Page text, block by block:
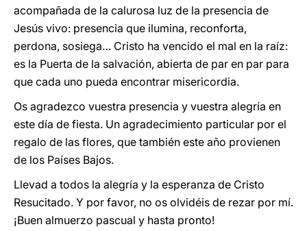
acompañada de la calurosa luz de la presencia de
Jesús vivo: presencia que ilumina, reconforta,
perdona, sosiega… Cristo ha vencido el mal en la raíz:
es la Puerta de la salvación, abierta de par en par para
que cada uno pueda encontrar misericordia.
Os agradezco vuestra presencia y vuestra alegría en
este día de fiesta. Un agradecimiento particular por el
regalo de las flores, que también este año provienen
de los Países Bajos.
Llevad a todos la alegría y la esperanza de Cristo
Resucitado. Y por favor, no os olvidéis de rezar por mí.
¡Buen almuerzo pascual y hasta pronto!